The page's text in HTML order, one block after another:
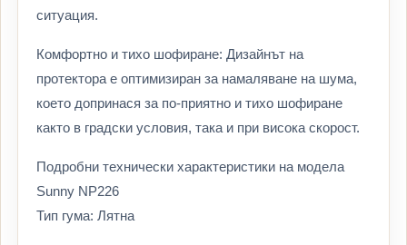
ситуация.
Комфортно и тихо шофиране: Дизайнът на
протектора е оптимизиран за намаляване на шума,
което допринася за по-приятно и тихо шофиране
както в градски условия, така и при висока скорост.
Подробни технически характеристики на модела
Sunny NP226
Тип гума: Лятна